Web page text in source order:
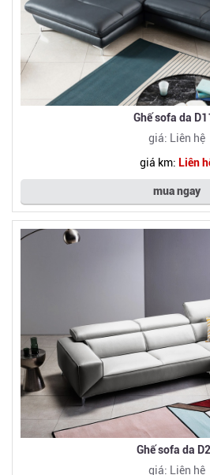
Ghế sofa da
giá: Liên hệ
giá km: Liên
mua ngay
Ghế sofa da
giá: Liên hệ